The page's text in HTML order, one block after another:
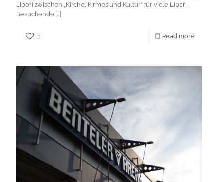
Libori zwischen „Kirche, Kirmes und Kultur“ für viele Libori-
Besuchende […]
3 Read more